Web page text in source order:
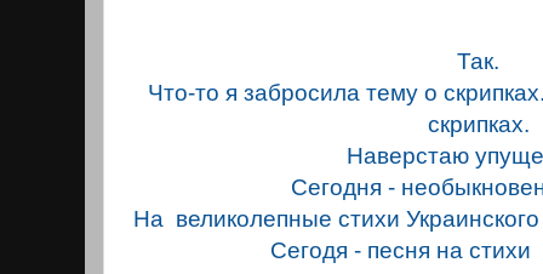
Так.
Что-то я забросила тему о
скрипках.
Наверстаю
Сегодня -
На великолепные стихи
Сегодя - песня на стихи